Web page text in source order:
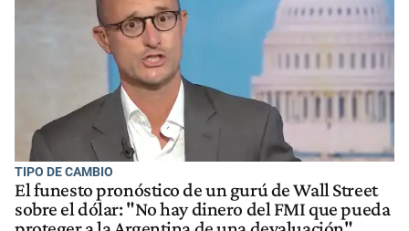
TIPO DE CAMBIO
El funesto pronóstico de un gurú de Wall Street
sobre el dólar: "No hay dinero del FMI que pueda